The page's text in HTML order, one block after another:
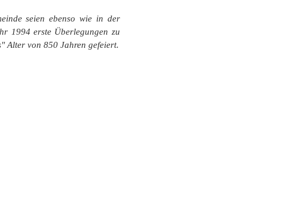
seien ebenso wie in der
1994 erste Überlegungen zu
Alter von 850 Jahren gefeiert.